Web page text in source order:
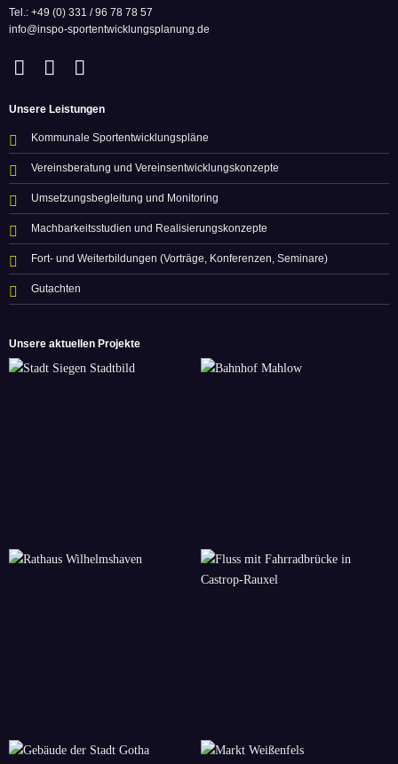
Tel.: +49 (0) 331 / 96 78 78 57
info@inspo-sportentwicklungsplanung.de
Unsere Leistungen
Kommunale Sportentwicklungspläne
Vereinsberatung und Vereinsentwicklungskonzepte
Umsetzungsbegleitung und Monitoring
Machbarkeitsstudien und Realisierungskonzepte
Fort- und Weiterbildungen (Vorträge, Konferenzen, Seminare)
Gutachten
Unsere aktuellen Projekte